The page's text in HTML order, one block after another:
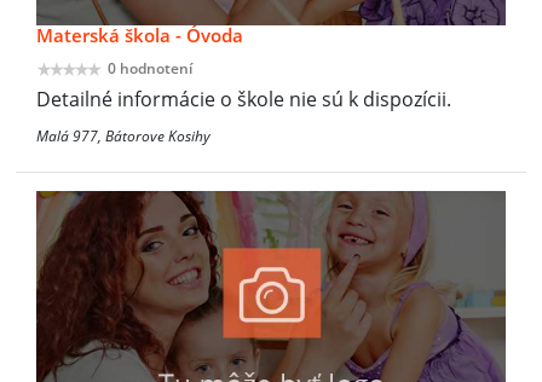
Materská škola - Óvoda
0 hodnotení
Detailné informácie o škole nie sú k dispozícii.
Malá 977, Bátorove Kosihy